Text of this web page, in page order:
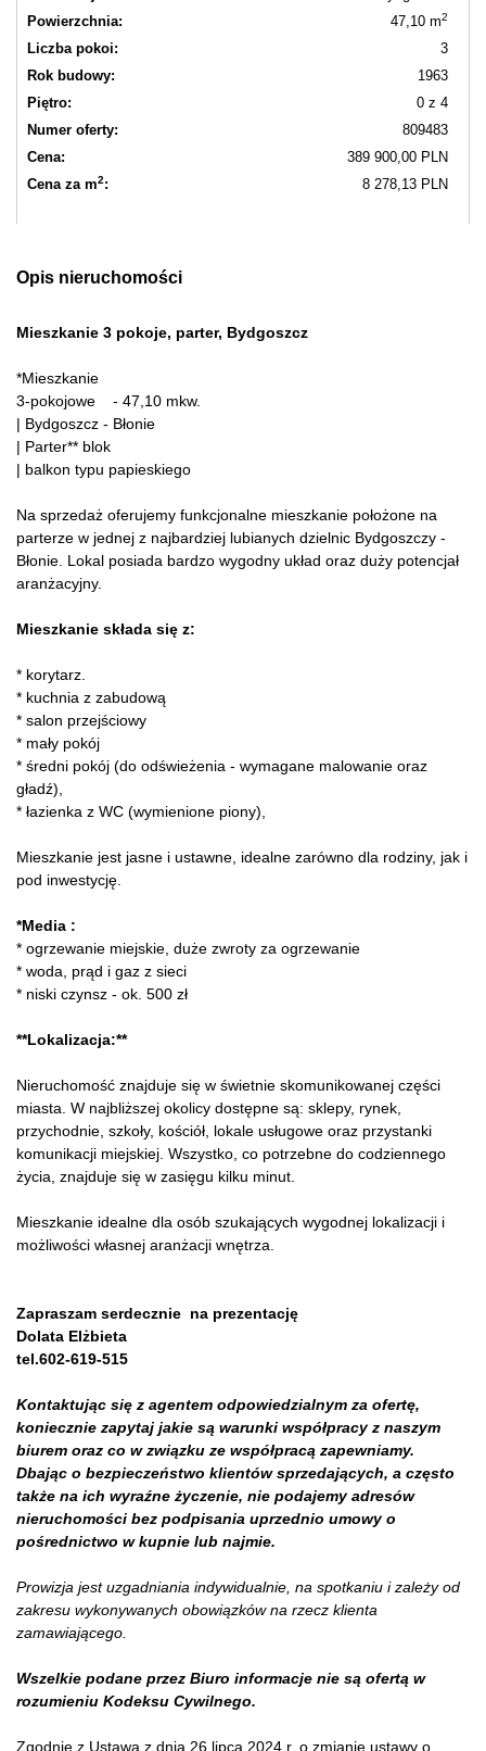
Powierzchnia:
47,10 m2
Liczba pokoi:
3
Rok budowy:
1963
Piętro:
0 z 4
Numer oferty:
809483
Cena:
389 900,00 PLN
Cena za m2: 8 278,13 PLN
Opis nieruchomości
Mieszkanie 3 pokoje, parter, Bydgoszcz
*Mieszkanie
3-pokojowe - 47,10 mkw.
| Bydgoszcz - Błonie
| Parter** blok
| balkon typu papieskiego
Na sprzedaż oferujemy funkcjonalne mieszkanie położone na
parterze w jednej z najbardziej lubianych dzielnic Bydgoszczy -
Błonie. Lokal posiada bardzo wygodny układ oraz duży potencjał
aranżacyjny.
Mieszkanie składa się z:
* korytarz.
* kuchnia z zabudową
* salon przejściowy
* mały pokój
* średni pokój (do odświeżenia - wymagane malowanie oraz
gładź),
* łazienka z WC (wymienione piony),
Mieszkanie jest jasne i ustawne, idealne zarówno dla rodziny, jak i
pod inwestycję.
*Media :
* ogrzewanie miejskie, duże zwroty za ogrzewanie
* woda, prąd i gaz z sieci
* niski czynsz - ok. 500 zł
**Lokalizacja:**
Nieruchomość znajduje się w świetnie skomunikowanej części
miasta. W najbliższej okolicy dostępne są: sklepy, rynek,
przychodnie, szkoły, kościół, lokale usługowe oraz przystanki
komunikacji miejskiej. Wszystko, co potrzebne do codziennego
życia, znajduje się w zasięgu kilku minut.
Mieszkanie idealne dla osób szukających wygodnej lokalizacji i
możliwości własnej aranżacji wnętrza.
Zapraszam serdecznie na prezentację
Dolata Elżbieta
tel.602-619-515
Kontaktując się z agentem odpowiedzialnym za ofertę,
koniecznie zapytaj jakie są warunki współpracy z naszym
biurem oraz co w związku ze współpracą zapewniamy.
Dbając o bezpieczeństwo klientów sprzedających, a często
także na ich wyraźne życzenie, nie podajemy adresów
nieruchomości bez podpisania uprzednio umowy o
pośrednictwo w kupnie lub najmie.
Prowizja jest uzgadniania indywidualnie, na spotkaniu i zależy od
zakresu wykonywanych obowiązków na rzecz klienta
zamawiającego.
Wszelkie podane przez Biuro informacje nie są ofertą w
rozumieniu Kodeksu Cywilnego.
Zgodnie z Ustawą z dnia 26 lipca 2024 r. o zmianie ustawy o